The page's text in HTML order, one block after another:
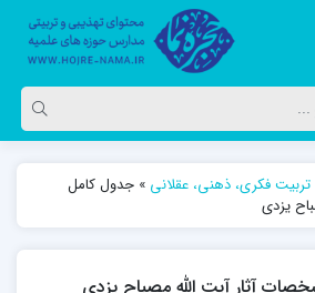
تربیت فکری، ذهنی، عقلانی » جدول کامل
یزدی
آثار آیت الله مصباح یزدی